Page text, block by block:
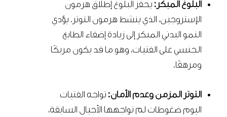
البلوغ المبكر: يحفز البلوغ إطلاق هرمون
الإستروجين، الذي ينشط هرمون التوتر. يؤدي
النمو البدني المبكر إلى زيادة إضفاء الطابع
الجنسي على الفتيات، وهو ما قد يكون مربكًا
ومرهقًا.
التوتر المزمن وعدم الأمان: تواجه الفتيات
اليوم ضغوطات لم تواجهها الأجيال السابقة،